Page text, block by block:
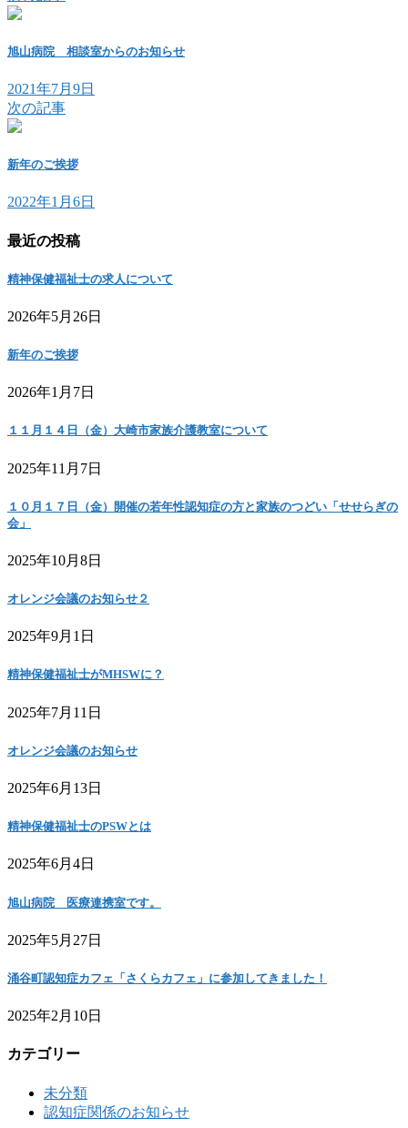
旭山病院 相談室からのお知らせ
2021年7月9日
次の記事
新年のご挨拶
2022年1月6日
最近の投稿
精神保健福祉士の求人について
2026年5月26日
新年のご挨拶
2026年1月7日
１１月１４日（金）大崎市家族介護教室について
2025年11月7日
１０月１７日（金）開催の若年性認知症の方と家族のつどい「せせらぎの
会」
2025年10月8日
オレンジ会議のお知らせ２
2025年9月1日
精神保健福祉士がMHSWに？
2025年7月11日
オレンジ会議のお知らせ
2025年6月13日
精神保健福祉士のPSWとは
2025年6月4日
旭山病院 医療連携室です。
2025年5月27日
涌谷町認知症カフェ「さくらカフェ」に参加してきました！
2025年2月10日
カテゴリー
未分類
認知症関係のお知らせ